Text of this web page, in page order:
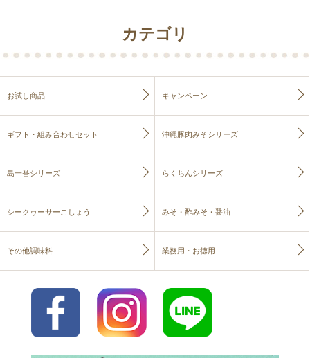
カテゴリ
お試し商品 キャンペーン
ギフト・組み合わせセット 沖縄豚肉みそシリーズ
島一番シリーズ らくちんシリーズ
シークヮーサーこしょう みそ・酢みそ・醤油
その他調味料 業務用・お徳用